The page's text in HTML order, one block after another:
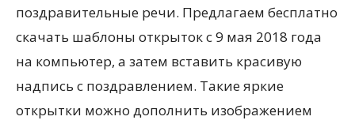
поздравительные речи. Предлагаем бесплатно
скачать шаблоны открыток с 9 мая 2018 года
на компьютер, а затем вставить красивую
надпись с поздравлением. Такие яркие
открытки можно дополнить изображением